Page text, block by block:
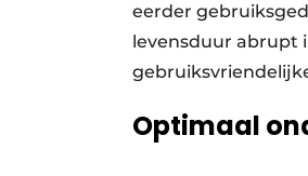
eerder
levensduur abrupt
Optimaal